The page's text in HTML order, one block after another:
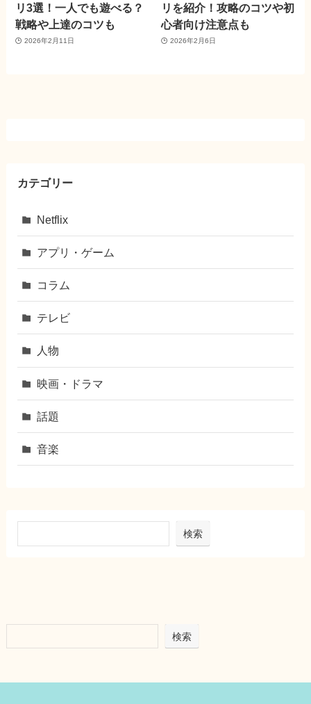
リ3選！一人でも遊べる？
戦略や上達のコツも
2026年2月11日
リを紹介！攻略のコツや初
心者向け注意点も
2026年2月6日
カテゴリー
Netflix
アプリ・ゲーム
コラム
テレビ
人物
映画・ドラマ
話題
音楽
検索
検索